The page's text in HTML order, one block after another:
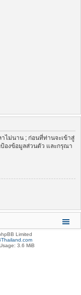
ไม่นาน ; ก่อนที่ท่านจะเข้าสู่
องข้อมูลส่วนตัว และกรุณา
Limited
3.6 MiB